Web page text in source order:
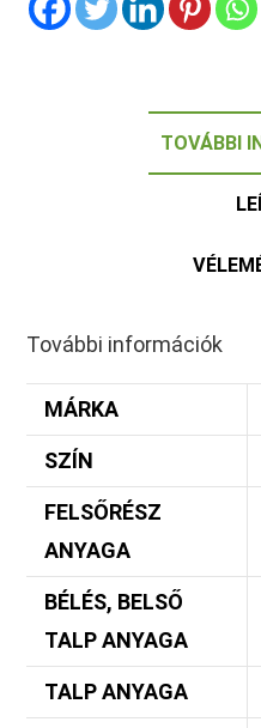
TOVÁBBI
További információk
MÁRKA
SZÍN
FELSŐRÉSZ
ANYAGA
BÉLÉS, BELSŐ
TALP ANYAGA
TALP ANYAGA